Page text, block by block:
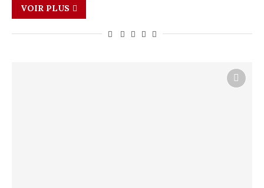
VOIR PLUS